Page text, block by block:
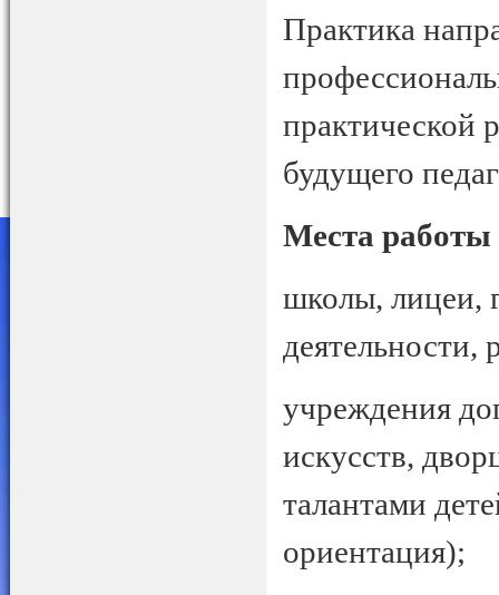
Практика
практической
будущего
Места работы
школы, лицеи,
деятельности,
учреждения
искусств,
талантами
ориентация);